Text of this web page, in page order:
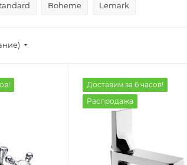
Boheme Lemark
Доставим за 6 часов!
Распродажа